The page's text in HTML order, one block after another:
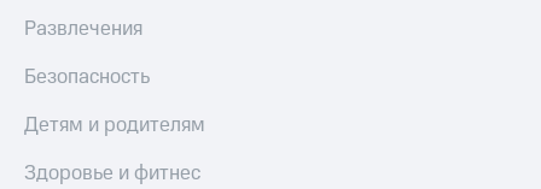
Развлечения
Безопасность
Детям и родителям
Здоровье и фитнес